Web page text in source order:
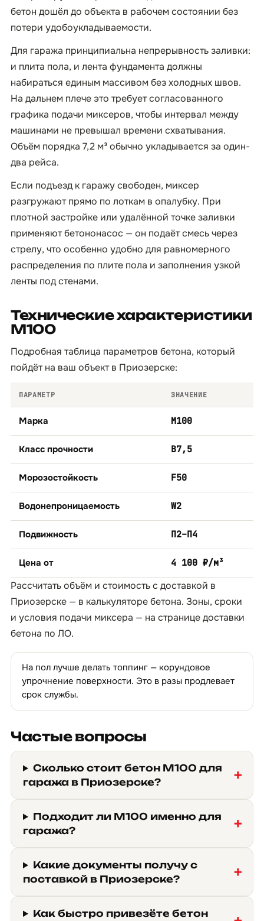
бетон дошёл до объекта в рабочем состоянии без
потери удобоукладываемости.
Для гаража принципиальна непрерывность заливки:
и плита пола, и лента фундамента должны
набираться единым массивом без холодных швов.
На дальнем плече это требует согласованного
графика подачи миксеров, чтобы интервал между
машинами не превышал времени схватывания.
Объём порядка 7,2 м³ обычно укладывается за один-
два рейса.
Если подъезд к гаражу свободен, миксер
разгружают прямо по лоткам в опалубку. При
плотной застройке или удалённой точке заливки
применяют бетононасос — он подаёт смесь через
стрелу, что особенно удобно для равномерного
распределения по плите пола и заполнения узкой
ленты под стенами.
Технические характеристики
М100
Подробная таблица параметров бетона, который
пойдёт на ваш объект в Приозерске:
ПАРАМЕТР ЗНАЧЕНИЕ
Марка М100
Класс прочности B7,5
Морозостойкость F50
Водонепроницаемость W2
Подвижность П2–П4
Цена от 4 100 ₽/м³
Рассчитать объём и стоимость с доставкой в
Приозерске — в калькуляторе бетона. Зоны, сроки
и условия подачи миксера — на страницедоставки
бетона по ЛО.
На пол лучше делать топпинг — корундовое
упрочнение поверхности. Это в разы продлевает
срок службы.
Частые вопросы
Сколько стоит бетон М100 для
гаража в Приозерске?
Подходит ли М100 именно для
гаража?
Какие документы получу с
поставкой в Приозерске?
Как быстро привезёте бетон